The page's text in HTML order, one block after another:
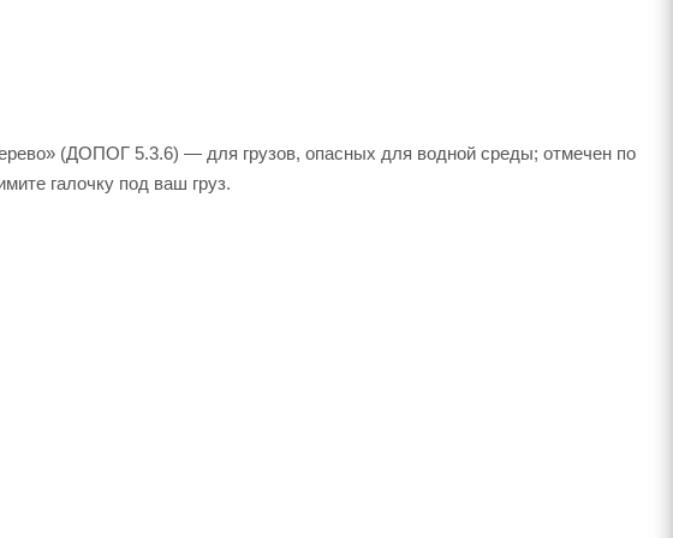
(ДОПОГ 5.3.6) — для грузов, опасных для водной среды; отмечен по
галочку под ваш груз.